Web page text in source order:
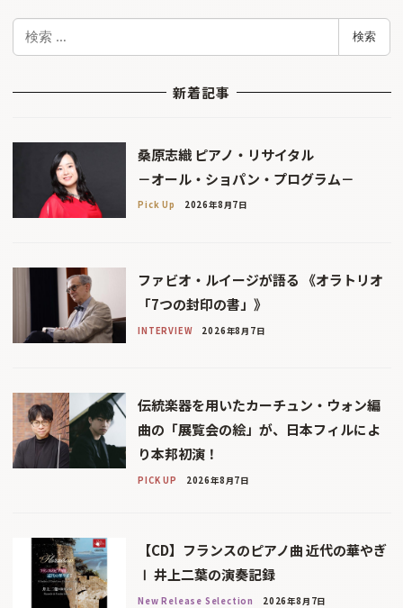
検
検索
新着記事
桑原志織 ピアノ・リサイタル
－オール・ショパン・プログラム－
Pick Up 2026年8月7日
ファビオ・ルイージが語る 《オラトリオ
「7つの封印の書」》
INTERVIEW 2026年8月7日
伝統楽器を用いたカーチュン・ウォン編
曲の「展覧会の絵」が、日本フィルによ
り本邦初演！
PICK UP 2026年8月7日
【CD】フランスのピアノ曲 近代の華やぎ
Ⅰ 井上二葉の演奏記録
New Release Selection 2026年8月7日